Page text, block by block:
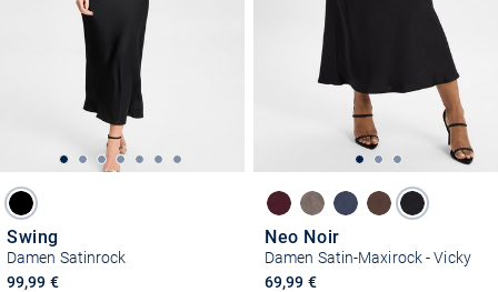
Swing
Damen Satinrock
99,99 €
Neo Noir
Damen Satin-Maxirock - Vicky
69,99 €